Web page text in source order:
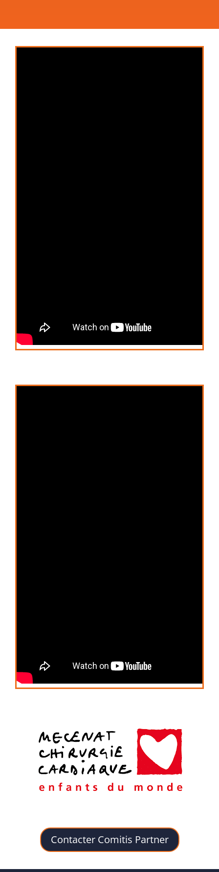
Contacter Comitis Partner